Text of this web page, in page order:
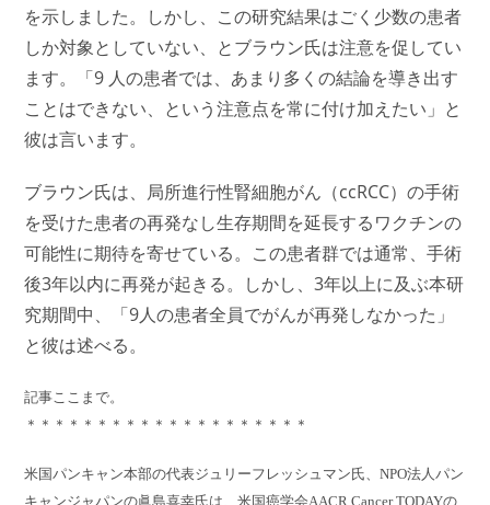
を示しました。しかし、この研究結果はごく少数の患者
しか対象としていない、とブラウン氏は注意を促してい
ます。「9 人の患者では、あまり多くの結論を導き出す
ことはできない、という注意点を常に付け加えたい」と
彼は言います。
ブラウン氏は、局所進行性腎細胞がん（ccRCC）の手術
を受けた患者の再発なし生存期間を延長するワクチンの
可能性に期待を寄せている。この患者群では通常、手術
後3年以内に再発が起きる。しかし、3年以上に及ぶ本研
究期間中、「9人の患者全員でがんが再発しなかった」
と彼は述べる。
記事ここまで。
＊＊＊＊＊＊＊＊＊＊＊＊＊＊＊＊＊＊＊＊
米国パンキャン本部の代表ジュリーフレッシュマン氏、NPO法人パン
キャンジャパンの眞島喜幸氏は、米国癌学会AACR Cancer TODAYの